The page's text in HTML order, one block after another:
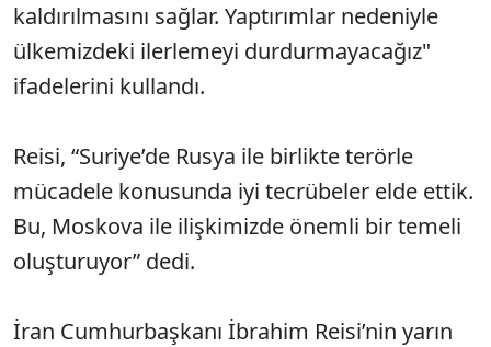
kaldırılmasını sağlar. Yaptırımlar nedeniyle
ülkemizdeki ilerlemeyi durdurmayacağız"
ifadelerini kullandı.
Reisi, “Suriye’de Rusya ile birlikte terörle
mücadele konusunda iyi tecrübeler elde ettik.
Bu, Moskova ile ilişkimizde önemli bir temeli
oluşturuyor” dedi.
İran Cumhurbaşkanı İbrahim Reisi’nin yarın